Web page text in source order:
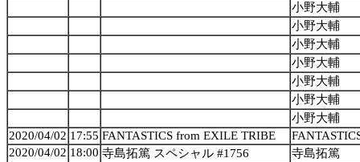
小野大輔
小野大輔
小野大輔
小野大輔
小野大輔
小野大輔
小野大輔
2020/04/02 17:55 FANTASTICS from EXILE TRIBE
2020/04/02 18:00 寺島拓篤 スペシャル #1756
寺島拓篤